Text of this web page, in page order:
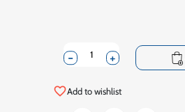
+
- shopping_cart
favorite_borderAdd to wishlist